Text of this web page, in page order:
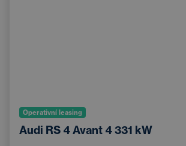
Operativní leasing
Audi RS 4 Avant 4 331 kW